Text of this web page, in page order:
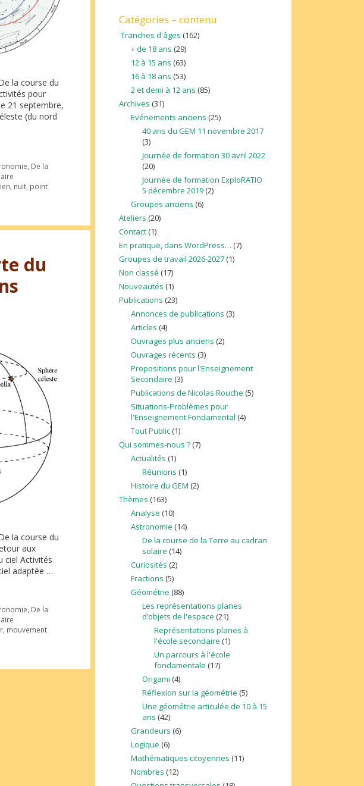
la course du
pour
21 septembre,
(du nord
De la
nuit point
du
la course du
aux
ciel Activités
adaptée …
De la
mouvement
Catégories – contenu
Tranches d'âges (162)
+ de 18 ans (29)
12 à 15 ans (63)
16 à 18 ans (53)
2 et demi à 12 ans (85)
Archives (31)
Evénements anciens (25)
40 ans du GEM 11 novembre 2017
(3)
Journée de formation 30 avril 2022
(20)
Journée de formation ExploRATIO
5 décembre 2019 (2)
Groupes anciens (6)
Ateliers (20)
Contact (1)
En pratique, dans WordPress… (7)
Groupes de travail 2026-2027 (1)
Non classé (17)
Nouveautés (1)
Publications (23)
Annonces de publications (3)
Articles (4)
Ouvrages plus anciens (2)
Ouvrages récents (3)
Propositions pour l'Enseignement
Secondaire (3)
Publications de Nicolas Rouche (5)
Situations-Problèmes pour
l'Enseignement Fondamental (4)
Tout Public(1)
Qui sommes-nous ? (7)
Actualités (1)
Réunions (1)
Histoire du GEM (2)
Thèmes (163)
Analyse (10)
Astronomie (14)
De la course de la Terre au cadran
solaire (14)
Curiosités (2)
Fractions (5)
Géométrie (88)
Les représentations planes
d’objets de l'espace (21)
Représentations planes à
l'école secondaire (1)
Un parcours à l'école
fondamentale (17)
Origami (4)
Réflexion sur la géométrie (5)
Une géométrie articulée de 10 à 15
ans (42)
Grandeurs (6)
Logique (6)
Mathématiques citoyennes (11)
Nombres (12)